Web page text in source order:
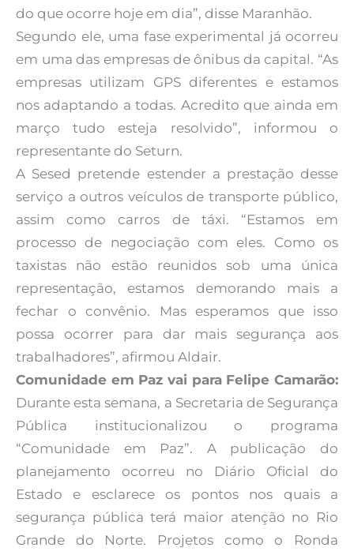
do que ocorre hoje em dia”, disse Maranhão.
Segundo ele, uma fase experimental já ocorreu
em uma das empresas de ônibus da capital. “As
empresas utilizam GPS diferentes e estamos
nos adaptando a todas. Acredito que ainda em
março tudo esteja resolvido”, informou o
representante do Seturn.
A Sesed pretende estender a prestação desse
serviço a outros veículos de transporte público,
assim como carros de táxi. “Estamos em
processo de negociação com eles. Como os
taxistas não estão reunidos sob uma única
representação, estamos demorando mais a
fechar o convênio. Mas esperamos que isso
possa ocorrer para dar mais segurança aos
trabalhadores”, afirmou Aldair.
Comunidade em Paz vai para Felipe Camarão:
Durante esta semana, a Secretaria de Segurança
Pública institucionalizou o programa
“Comunidade em Paz”. A publicação do
planejamento ocorreu no Diário Oficial do
Estado e esclarece os pontos nos quais a
segurança pública terá maior atenção no Rio
Grande do Norte. Projetos como o Ronda